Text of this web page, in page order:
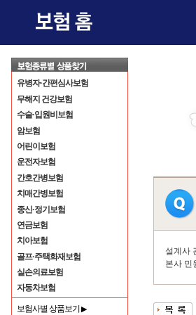
유병자·간편심사보험
무해지 건강보험
수술·입원비보험
암보험
어린이보험
운전자보험
간호간병보험
치매간병보험
종신·정기보험
연금보험
치아보험
골프·주택화재보험
실손의료보험
자동차보험
보험사별 상품보기▶
설계사
본사 민